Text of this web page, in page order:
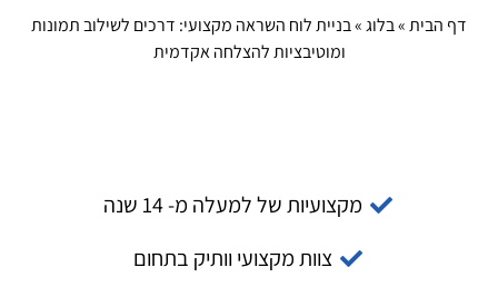
דף הבית»בלוג»בניית לוח השראה מקצועי: דרכים לשילוב תמונות
ומוטיבציות להצלחה אקדמית
מקצועיות של למעלה מ- 14 שנה
צוות מקצועי וותיק בתחום